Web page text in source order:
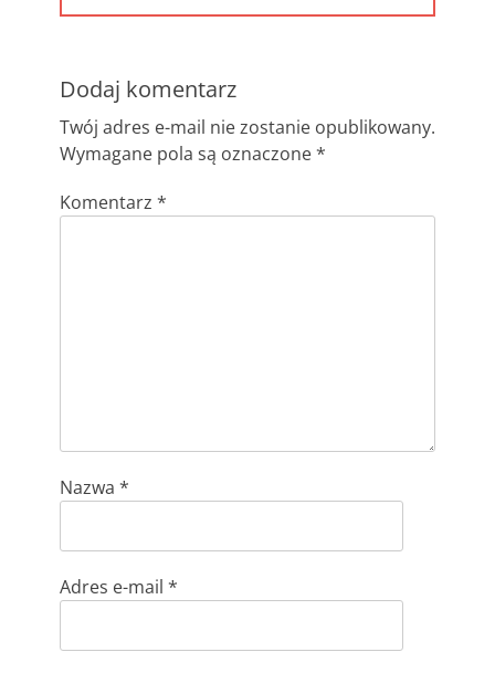
Dodaj komentarz
Twój adres e-mail nie zostanie opublikowany.
Wymagane pola są oznaczone*
Komentarz *
Nazwa *
Adres e-mail *